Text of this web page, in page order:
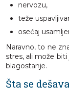
nervozu,
teže
osećaj
Naravno, to ne
stres, ali može
blagostanje.
Šta se